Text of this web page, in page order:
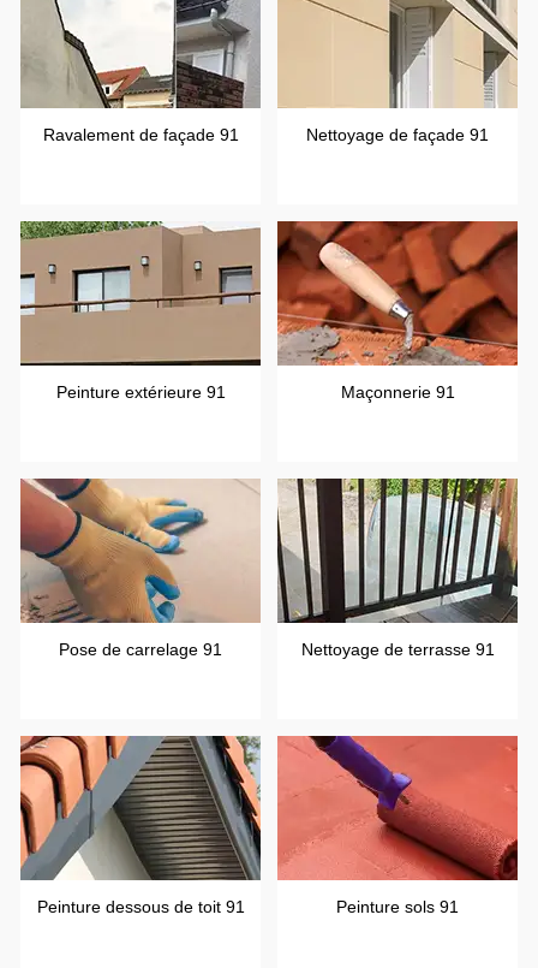
Ravalement de façade 91 Nettoyage de façade 91
Peinture extérieure 91 Maçonnerie 91
Pose de carrelage 91 Nettoyage de terrasse 91
Peinture dessous de toit 91 Peinture sols 91